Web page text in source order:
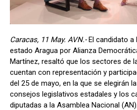
Caracas, 11 May. AVN.-El candidato a
estado Aragua por Alianza
Martínez, resaltó que los sectores de
cuentan con representación y
del 25 de mayo, en la que se elegirán
consejos legislativos estadales y los
diputadas a la Asamblea Nacional (AN).